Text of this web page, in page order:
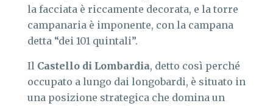
la facciata è riccamente decorata, e la torre
campanaria è imponente, con la campana
detta “dei 101 quintali”.
Il Castello di Lombardia, detto così perché
occupato a lungo dai longobardi, è situato in
una posizione strategica che domina un